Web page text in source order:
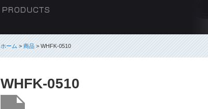
ホーム>商品> WHFK-0510
WHFK-0510